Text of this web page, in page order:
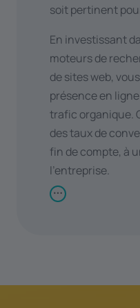
soit pertinent
En investissant
moteurs de
de sites web,
présence en
trafic organique.
des taux de
fin de compte, à
l'entreprise.
L'augmentation du
nécessite de la
Continuez à
ajustez votre
résultats afin